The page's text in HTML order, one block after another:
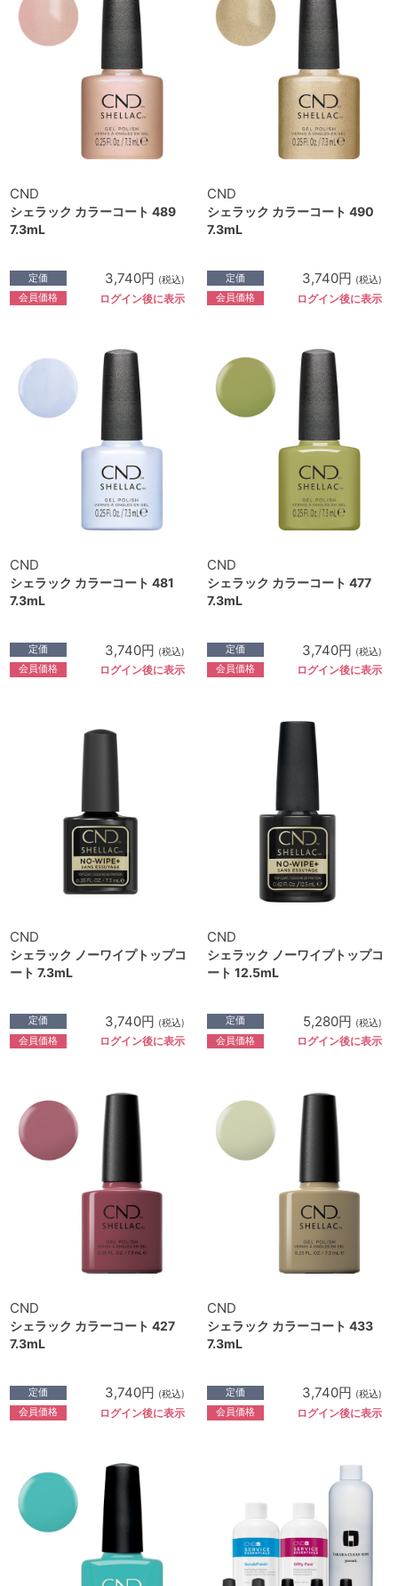
CND
シェラック カラーコート 489
7.3mL
定価 3,740円 (税込)
会員価格 ログイン後に表示
CND
シェラック カラーコート 490
7.3mL
定価 3,740円 (税込)
会員価格 ログイン後に表示
CND
シェラック カラーコート 481
7.3mL
定価 3,740円 (税込)
会員価格 ログイン後に表示
CND
シェラック カラーコート 477
7.3mL
定価 3,740円 (税込)
会員価格 ログイン後に表示
CND
シェラック ノーワイプトップコ
ート 7.3mL
定価 3,740円 (税込)
会員価格 ログイン後に表示
CND
シェラック ノーワイプトップコ
ート 12.5mL
定価 5,280円 (税込)
会員価格 ログイン後に表示
CND
シェラック カラーコート 427
7.3mL
定価 3,740円 (税込)
会員価格 ログイン後に表示
CND
シェラック カラーコート 433
7.3mL
定価 3,740円 (税込)
会員価格 ログイン後に表示